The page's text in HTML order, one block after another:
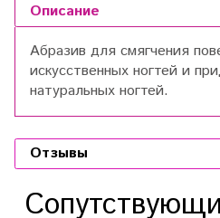
Описание
Абразив для смягчения
искусственных ногтей и
натуральных ногтей.
Отзывы